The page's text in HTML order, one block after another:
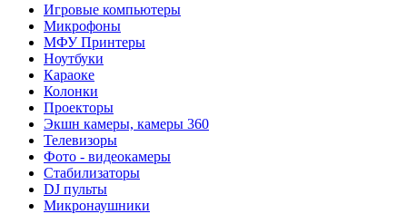
Игровые компьютеры
Микрофоны
МФУ Принтеры
Ноутбуки
Караоке
Колонки
Проекторы
Экшн камеры, камеры 360
Телевизоры
Фото - видеокамеры
Стабилизаторы
DJ пульты
Микронаушники